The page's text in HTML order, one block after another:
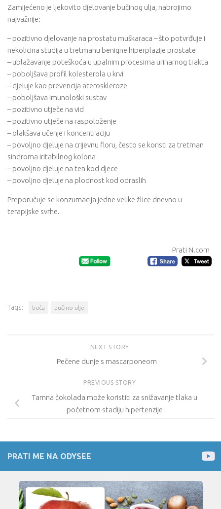
Zamijećeno je ljekovito djelovanje bučinog ulja, nabrojimo
najvažnije:
– pozitivno djelovanje na prostatu muškaraca – što potvrđuje i
nekolicina studija u tretmanu benigne hiperplazije prostate
– ublažavanje poteškoća u upalnim procesima urinarnog trakta
– poboljšava profil kolesterola u krvi
– djeluje kao prevencija ateroskleroze
– poboljšava imunološki sustav
– pozitivno utječe na vid
– pozitivno utječe na raspoloženje
– olakšava učenje i koncentraciju
– povoljno djeluje na crijevnu floru, često se koristi za tretman
sindroma iritabilnog kolona
– povoljno djeluje na ten kod djece
– povoljno djeluje na plodnost kod odraslih
Preporučuje se konzumacija jedne velike žlice dnevno u
terapijske svrhe.
Prati N.com
Tags: buča bučino ulje
NEXT STORY
Pečene dunje s mascarponeom
PREVIOUS STORY
Tamna čokolada može koristiti za snižavanje tlaka u
početnom stadiju hipertenzije
PRATI ME NA ODYSEE